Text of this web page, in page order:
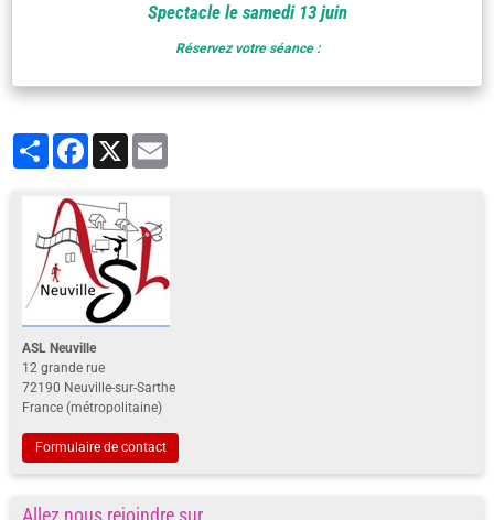
Spectacle le samedi 13 juin
Réservez votre séance :
PartagerFacebook
X
ASL Neuville
12 grande rue
72190 Neuville-sur-Sarthe
France (métropolitaine)
Formulaire de contact